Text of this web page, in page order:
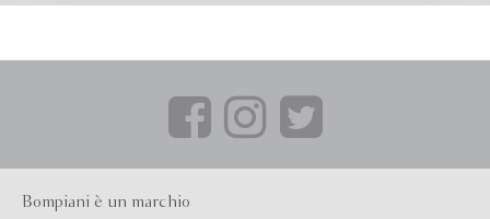
Bompiani è un marchio